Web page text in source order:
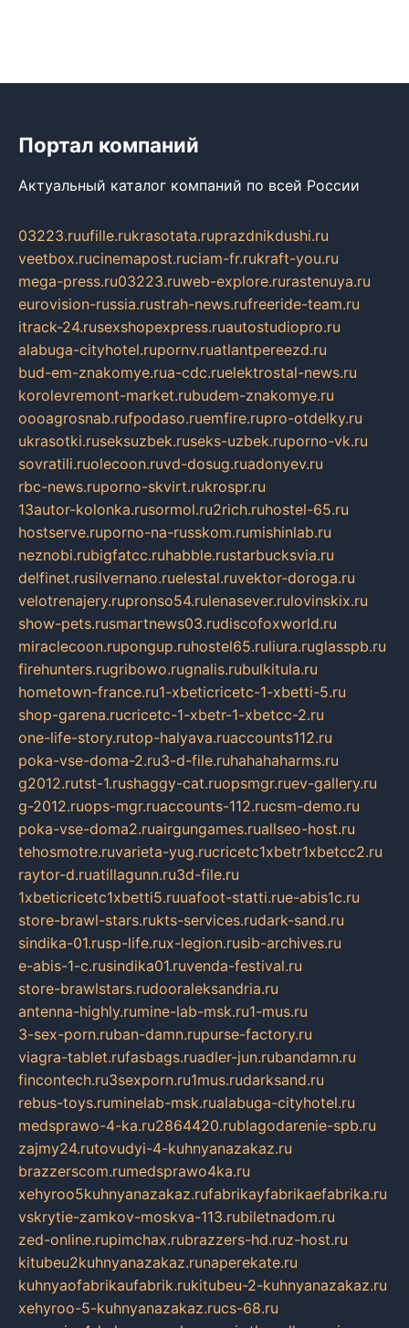
Портал компаний
Актуальный каталог компаний по всей России
03223.ruufille.rukrasotata.ruprazdnikdushi.ru
veetbox.rucinemapost.ruciam-fr.rukraft-you.ru
mega-press.ru03223.ruweb-explore.rurastenuya.ru
eurovision-russia.rustrah-news.rufreeride-team.ru
itrack-24.rusexshopexpress.ruautostudiopro.ru
alabuga-cityhotel.rupornv.ruatlantpereezd.ru
bud-em-znakomye.rua-cdc.ruelektrostal-news.ru
korolevremont-market.rubudem-znakomye.ru
oooagrosnab.rufpodaso.ruemfire.rupro-otdelky.ru
ukrasotki.ruseksuzbek.ruseks-uzbek.ruporno-vk.ru
sovratili.ruolecoon.ruvd-dosug.ruadonyev.ru
rbc-news.ruporno-skvirt.rukrospr.ru
13autor-kolonka.rusormol.ru2rich.ruhostel-65.ru
hostserve.ruporno-na-russkom.rumishinlab.ru
neznobi.rubigfatcc.ruhabble.rustarbucksvia.ru
delfinet.rusilvernano.ruelestal.ruvektor-doroga.ru
velotrenajery.rupronso54.rulenasever.rulovinskix.ru
show-pets.rusmartnews03.rudiscofoxworld.ru
miraclecoon.rupongup.ruhostel65.ruliura.ruglasspb.ru
firehunters.rugribowo.rugnalis.rubulkitula.ru
hometown-france.ru1-xbeticricetc-1-xbetti-5.ru
shop-garena.rucricetc-1-xbetr-1-xbetcc-2.ru
one-life-story.rutop-halyava.ruaccounts112.ru
poka-vse-doma-2.ru3-d-file.ruhahahaharms.ru
g2012.rutst-1.rushaggy-cat.ruopsmgr.ruev-gallery.ru
g-2012.ruops-mgr.ruaccounts-112.rucsm-demo.ru
poka-vse-doma2.ruairgungames.ruallseo-host.ru
tehosmotre.ruvarieta-yug.rucricetc1xbetr1xbetcc2.ru
raytor-d.ruatillagunn.ru3d-file.ru
1xbeticricetc1xbetti5.ruuafoot-statti.rue-abis1c.ru
store-brawl-stars.rukts-services.rudark-sand.ru
sindika-01.rusp-life.rux-legion.rusib-archives.ru
e-abis-1-c.rusindika01.ruvenda-festival.ru
store-brawlstars.rudooraleksandria.ru
antenna-highly.rumine-lab-msk.ru1-mus.ru
3-sex-porn.ruban-damn.rupurse-factory.ru
viagra-tablet.rufasbags.ruadler-jun.rubandamn.ru
fincontech.ru3sexporn.ru1mus.rudarksand.ru
rebus-toys.ruminelab-msk.rualabuga-cityhotel.ru
medsprawo-4-ka.ru2864420.rublagodarenie-spb.ru
zajmy24.rutovudyi-4-kuhnyanazakaz.ru
brazzerscom.rumedsprawo4ka.ru
xehyroo5kuhnyanazakaz.rufabrikayfabrikaefabrika.ru
vskrytie-zamkov-moskva-113.rubiletnadom.ru
zed-online.rupimchax.rubrazzers-hd.ruz-host.ru
kitubeu2kuhnyanazakaz.runaperekate.ru
kuhnyaofabrikaufabrik.rukitubeu-2-kuhnyanazakaz.ru
xehyroo-5-kuhnyanazakaz.rucs-68.ru